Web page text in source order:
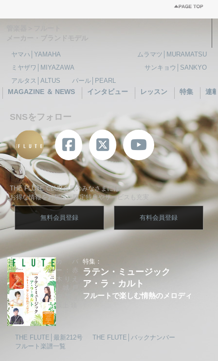
ヤマハ│YAMAHA
ムラマツ│MURAMATSU
ミヤザワ│MIYAZAWA
サンキョウ│SANKYO
アルタス│ALTUS
パール│PEARL
MAGAZINE ＆ NEWS インタビュー レッスン 特集 連
SNSをフォロー
THE FLUTE CLUB会員のみなさまには、
お得な情報をお届け、限定特典やサービスも充実
無料会員登録 有料会員登録
特集：
ラテン・ミュージック
ア・ラ・カルト
フルートで楽しむ情熱のメロディ
カバ
ー：赤
木りえ
THE FLUTE│最新212号
THE FLUTE│バックナンバー
フルート楽譜一覧